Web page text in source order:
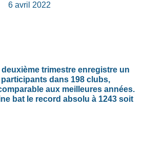
6 avril 2022
trimestre enregistre un
dans 198 clubs,
aux meilleures années.
bat le record absolu à 1243 soit